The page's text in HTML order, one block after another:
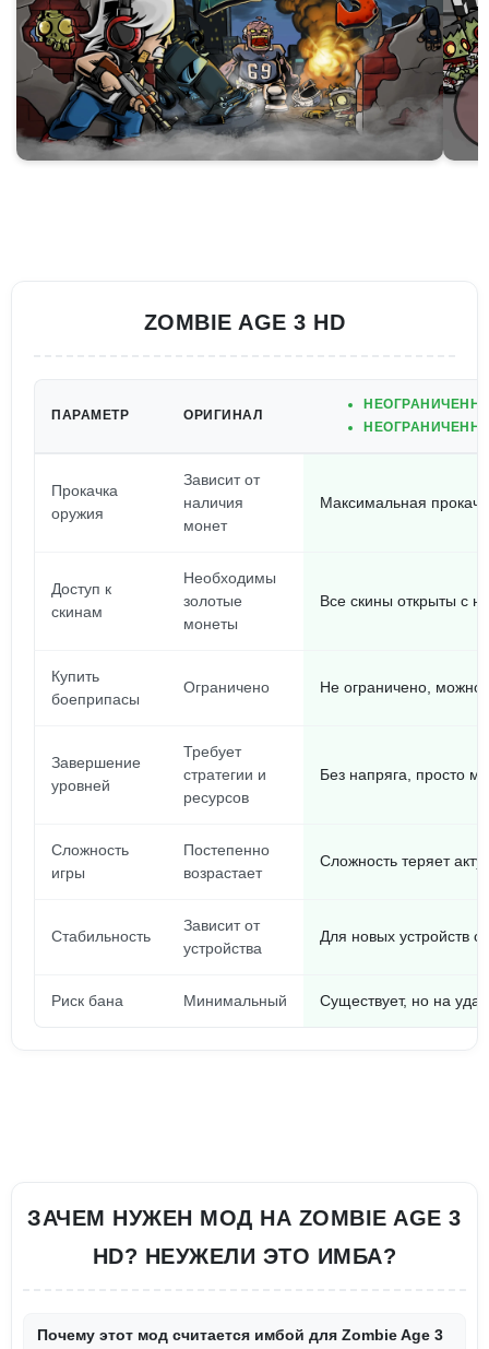
ZOMBIE AGE 3 HD
ПАРАМЕТР ОРИГИНАЛ
Прокачка
оружия
Зависит от
наличия
монет
Максимальная
Доступ к
скинам
Необходимы
золотые
монеты
Все скины открыты с
Купить
боеприпасы
Ограничено Не ограничено, можно
Завершение
уровней
Требует
стратегии и
ресурсов
Без напряга, просто
Сложность
игры
Постепенно
возрастает
Сложность теряет
Стабильность
Зависит от
устройства
Для новых устройств
Риск бана Минимальный Существует, но на
ЗАЧЕМ НУЖЕН МОД НА ZOMBIE AGE 3
HD? НЕУЖЕЛИ ЭТО ИМБА?
Почему этот мод считается имбой для Zombie Age 3